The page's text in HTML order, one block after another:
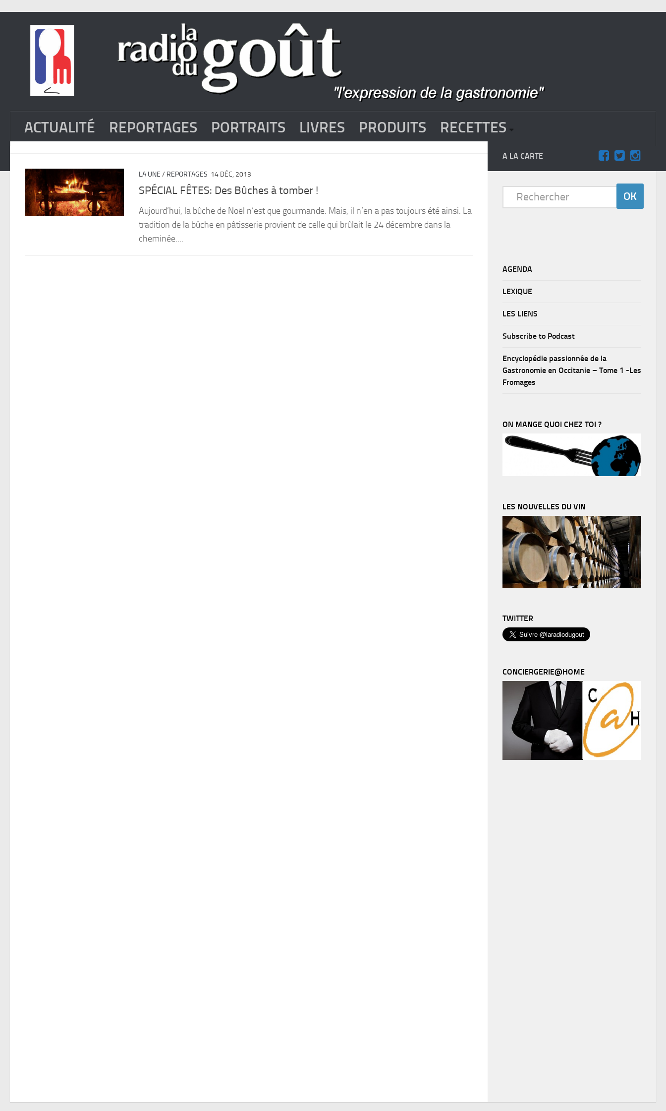
ACTUALITÉ REPORTAGES PORTRAITS LIVRES PRODUITS RECETTES
LA UNE / REPORTAGES 14 DÉC, 2013
SPÉCIAL FÊTES: Des Bûches à tomber !
Aujourd’hui, la bûche de Noël n’est que gourmande. Mais, il n’en a pas toujours été ainsi. La
tradition de la bûche en pâtisserie provient de celle qui brûlait le 24 décembre dans la
cheminée....
A LA CARTE
AGENDA
LEXIQUE
LES LIENS
Subscribe to Podcast
Encyclopédie passionnée de la
Gastronomie en Occitanie – Tome 1 -Les
Fromages
ON MANGE QUOI CHEZ TOI ?
LES NOUVELLES DU VIN
TWITTER
CONCIERGERIE@HOME